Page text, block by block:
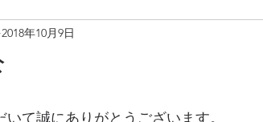
2018年10月9日
て誠にありがとうございます。